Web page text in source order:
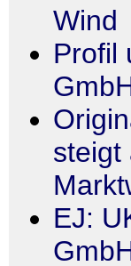
Wind
Profil
steigt
EJ: